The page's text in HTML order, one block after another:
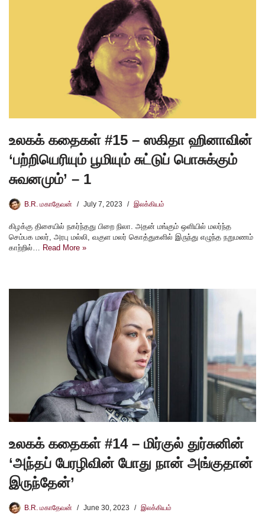
உலகக் கதைகள் #15 – ஸகிதா ஹினாவின்
‘பற்றியெரியும் பூமியும் சுட்டுப் பொசுக்கும்
சுவனமும்’ – 1
B.R. மகாதேவன் July 7, 2023 இலக்கியம்
கிழக்கு திசையில் நகர்ந்தது பிறை நிலா. அதன் மங்கும் ஒளியில் மலர்ந்த
செம்பக மலர், அரபு மல்லி, வகுள மலர் கொத்துகளில் இருந்து எழுந்த நறுமணம்
காற்றில்… Read More »
உலகக் கதைகள் #14 – மிர்குல் துர்சுனின்
‘அந்தப் பேரழிவின் போது நான் அங்குதான்
இருந்தேன்’
B.R. மகாதேவன் June 30, 2023 இலக்கியம்